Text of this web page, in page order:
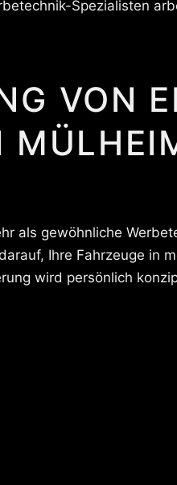
Spezialisten
VON
als gewöhnliche
Ihre Fahrzeuge in
wird persönlich